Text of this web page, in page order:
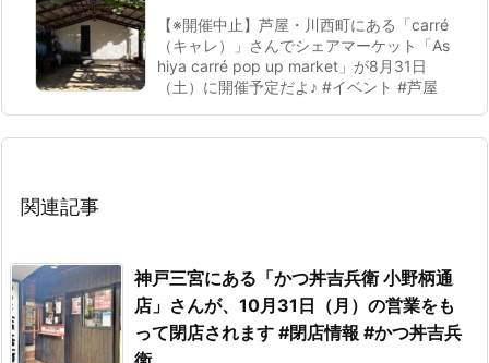
【※開催中止】芦屋・川西町にある「carré
（キャレ）」さんでシェアマーケット「As
hiya carré pop up market」が8月31日
（土）に開催予定だよ♪ #イベント #芦屋
関連記事
神戸三宮にある「かつ丼吉兵衛 小野柄通
店」さんが、10月31日（月）の営業をも
って閉店されます #閉店情報 #かつ丼吉兵